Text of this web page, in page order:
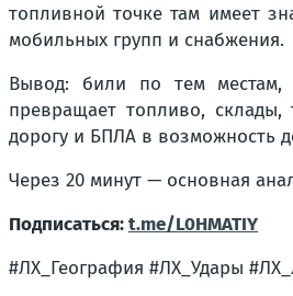
топливной точке там имеет
мобильных групп и снабжения.
Вывод: били по тем местам,
превращает топливо, склады,
дорогу и БПЛА в возможность
Через 20 минут — основная
Подписаться:t.me/L0HMATIY
#ЛХ_География #ЛХ_Удары